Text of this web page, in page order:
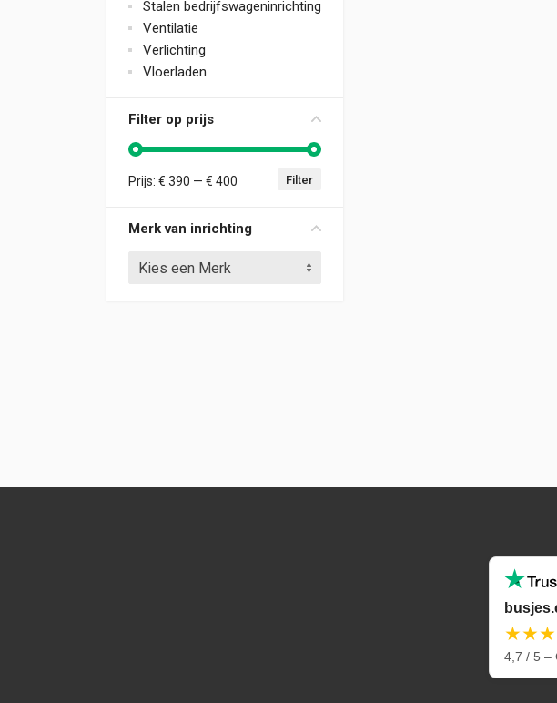
Stalen bedrijfswageninrichting
Ventilatie
Verlichting
Vloerladen
Filter op prijs
Min. prijs
Max. prijs Filter
Prijs: € 390 — € 400
Merk van inrichting
Kies een Merk
4,7 / 5 –